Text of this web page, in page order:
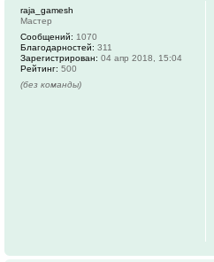
raja_gamesh
Мастер
Сообщений: 1070
Благодарностей: 311
Зарегистрирован: 04 апр 2018, 15:04
Рейтинг: 500
(без команды)